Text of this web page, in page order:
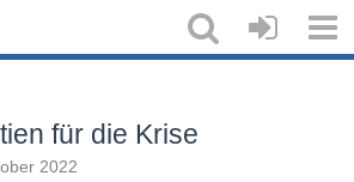
für die Krise
2022